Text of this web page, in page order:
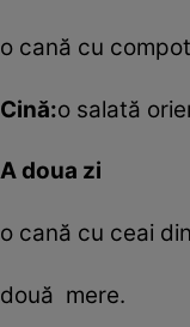
o cană cu
Cină:o salată
A doua zi
o cană cu ceai
două mere.